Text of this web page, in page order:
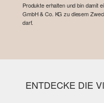
Produkte erhalten und bin damit
GmbH & Co. KG zu diesem
darf.
ENTDECKE DIE